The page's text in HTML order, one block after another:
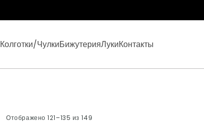
Колготки/ЧулкиБижутерияЛукиКонтакты
Отображено 121–135 из 149